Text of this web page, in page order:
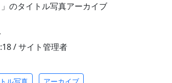
」のタイトル写真アーカイブ
/ サイト管理者